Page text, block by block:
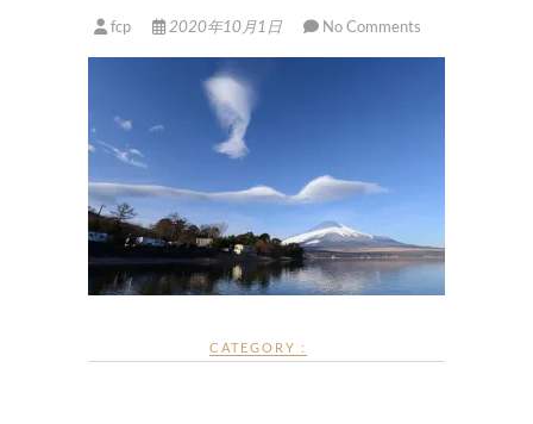
fcp 2020年10月1日 No Comments
CATEGORY :